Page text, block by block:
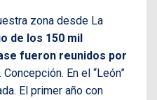
zona desde La
de los 150 mil
fueron reunidos por
Concepción. En el “León”
El primer año con